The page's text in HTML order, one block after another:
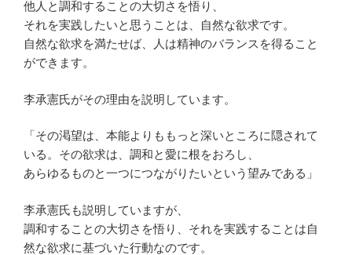
他人と調和することの大切さを悟り、
それを実践したいと思うことは、自然な欲求です。
自然な欲求を満たせば、人は精神のバランスを得ること
ができます。
李承憲氏がその理由を説明しています。
「その渇望は、本能よりももっと深いところに隠されて
いる。その欲求は、調和と愛に根をおろし、
あらゆるものと一つにつながりたいという望みである」
李承憲氏も説明していますが、
調和することの大切さを悟り、それを実践することは自
然な欲求に基づいた行動なのです。